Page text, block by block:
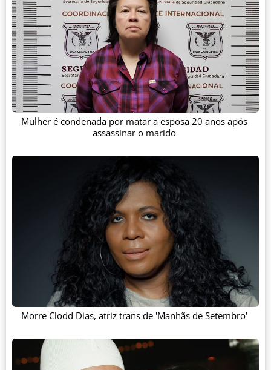
Mulher é condenada por matar a esposa 20 anos após
assassinar o marido
Morre Clodd Dias, atriz trans de 'Manhãs de Setembro'